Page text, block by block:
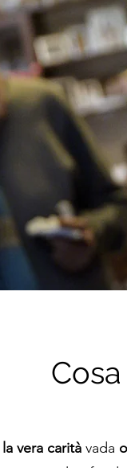
la vera carità vada